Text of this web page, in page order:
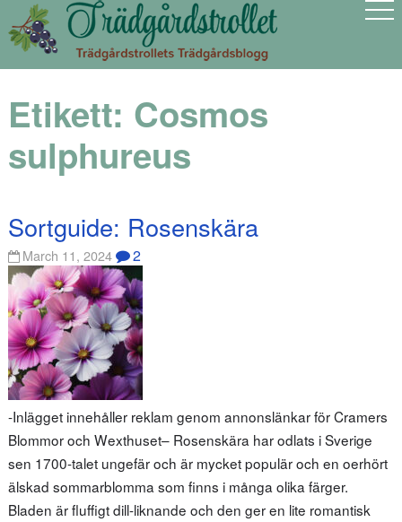
Etikett: Cosmos
sulphureus
Sortguide: Rosenskära
March 11, 2024 2
-Inlägget innehåller reklam genom annonslänkar för Cramers
Blommor och Wexthuset– Rosenskära har odlats i Sverige
sen 1700-talet ungefär och är mycket populär och en oerhört
älskad sommarblomma som finns i många olika färger.
Bladen är fluffigt dill-liknande och den ger en lite romantisk